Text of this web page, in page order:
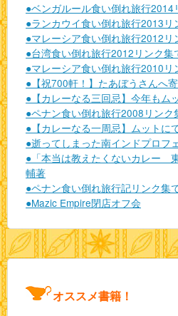
●ベンガルール食い倒れ旅行2014
●ランカウイ食い倒れ旅行2013リ
●マレーシア食い倒れ旅行2012リ
●台湾食い倒れ旅行2012リンク集
●マレーシア食い倒れ旅行2010リ
●【祝700軒！】たあぼうさんへ
●【カレーなる三回忌】今年もム
●ペナン食い倒れ旅行2008リンク
●【カレーなる一周忌】ムットに
●逝ってしまった南インドプロフ
●「本当は教えたくないカレー
輔著
●ペナン食い倒れ旅行記リンク集
●Mazic Empire閉店オフ会
オススメ書籍！